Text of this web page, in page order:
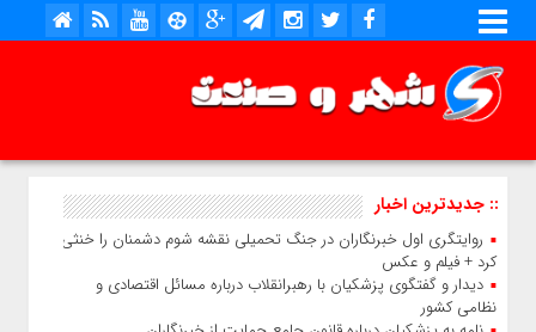
:: جدیدترین اخبار
روایتگری اول خبرنگاران در جنگ تحمیلی نقشه شوم دشمنان را خنثی
کرد + فیلم و عکس
دیدار و گفتگوی پزشکیان با رهبرانقلاب درباره مسائل اقتصادی و
نظامی کشور